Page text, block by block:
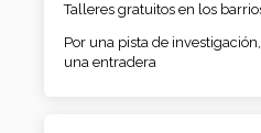
Talleres gratuitos en los
Por una pista de
una entradera